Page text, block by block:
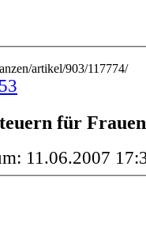
artikel/903/117774/
für Frauen
11.06.2007